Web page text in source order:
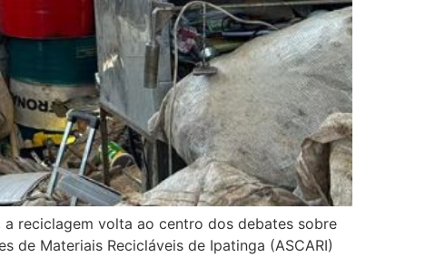
reciclagem volta ao centro dos debates sobre
de Materiais Recicláveis de Ipatinga (ASCARI)